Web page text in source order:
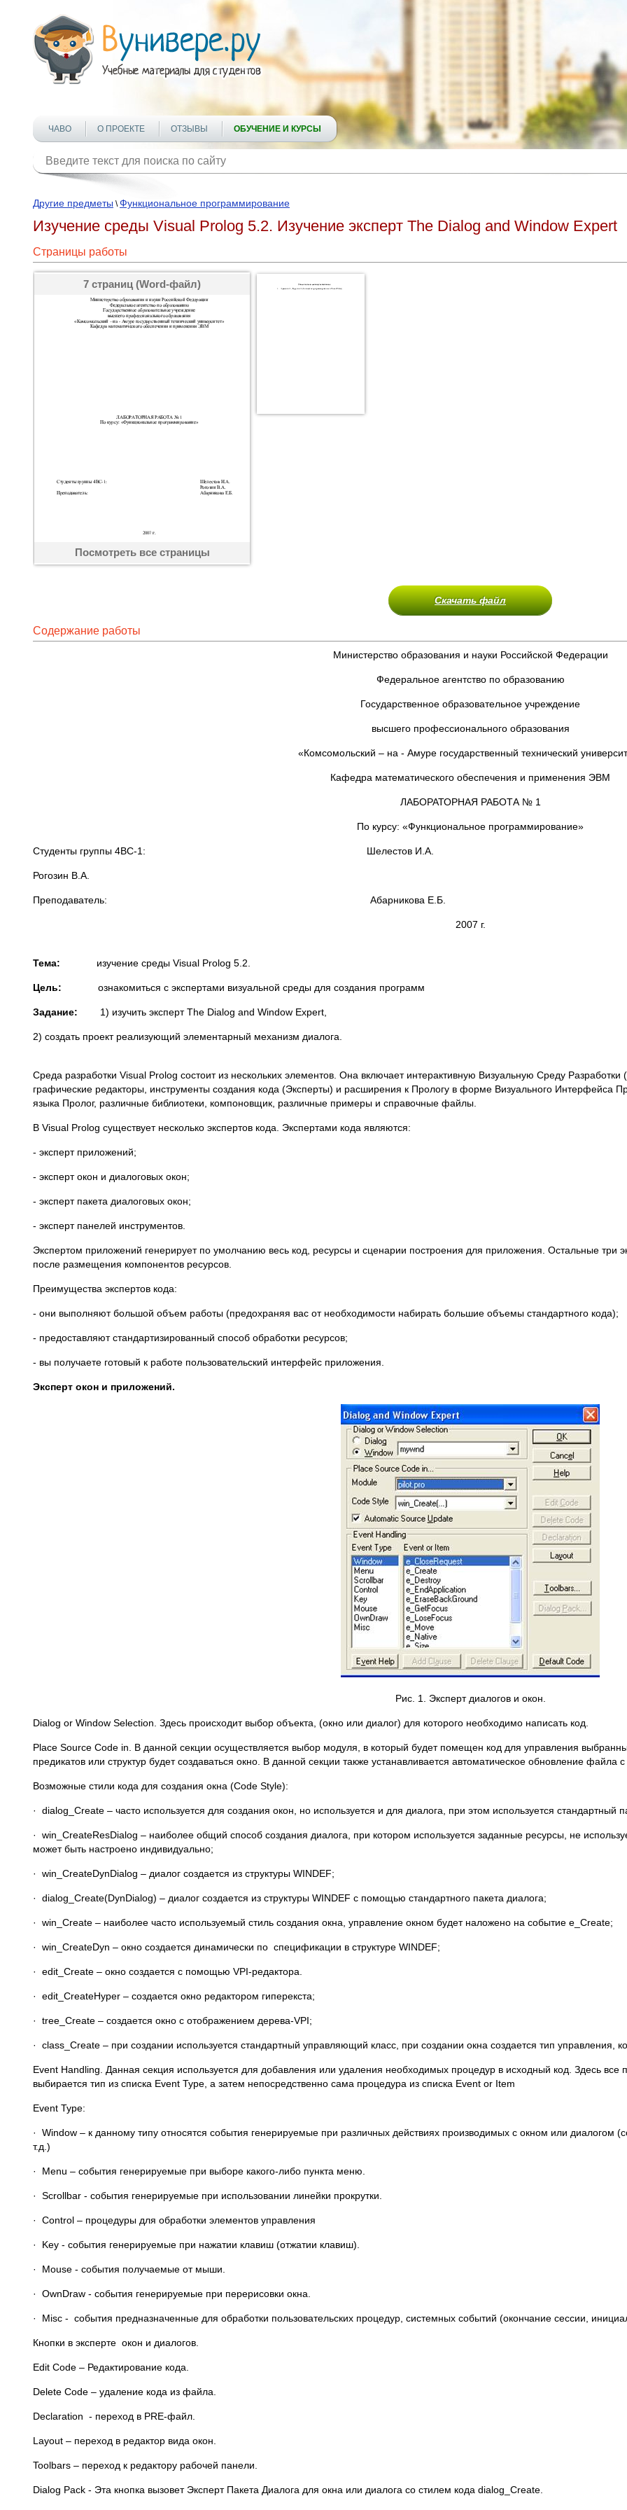
ЧАВО О ПРОЕКТЕ ОТЗЫВЫ ОБУЧЕНИЕ И КУРСЫ
Другие предметы \Функциональное программирование
Изучение среды Visual Prolog 5.2. Изучение эксперт The Dialog and Window Expert
Страницы работы
7 страниц (Word-файл)
Посмотреть все страницы
Скачать файл
Содержание работы
Министерство образования и науки Российской Федерации
Федеральное агентство по образованию
Государственное образовательное учреждение
высшего профессионального образования
«Комсомольский – на - Амуре государственный технический
Кафедра математического обеспечения и применения ЭВМ
ЛАБОРАТОРНАЯ РАБОТА № 1
По курсу: «Функциональное программирование»
Студенты группы 4ВС-1: Шелестов И.А.
Рогозин В.А.
Преподаватель: Абарникова Е.Б.
2007 г.
Тема: изучение среды Visual Prolog 5.2.
Цель: ознакомиться с экспертами визуальной среды для создания программ
Задание: 1) изучить эксперт The Dialog and Window Expert,
2) создать проект реализующий элементарный механизм диалога.
Среда разработки Visual Prolog состоит из нескольких элементов. Она включает интерактивную Визуальную Среду Разработки
графические редакторы, инструменты создания кода (Эксперты) и расширения к Прологу в форме Визуального Интерфейса
языка Пролог, различные библиотеки, компоновщик, различные примеры и справочные файлы.
В Visual Prolog существует несколько экспертов кода. Экспертами кода являются:
- эксперт приложений;
- эксперт окон и диалоговых окон;
- эксперт пакета диалоговых окон;
- эксперт панелей инструментов.
Экспертом приложений генерирует по умолчанию весь код, ресурсы и сценарии построения для приложения. Остальные три
после размещения компонентов ресурсов.
Преимущества экспертов кода:
- они выполняют большой объем работы (предохраняя вас от необходимости набирать большие объемы стандартного кода);
- предоставляют стандартизированный способ обработки ресурсов;
- вы получаете готовый к работе пользовательский интерфейс приложения.
Эксперт окон и приложений.
Рис. 1. Эксперт диалогов и окон.
Dialog or Window Selection. Здесь происходит выбор объекта, (окно или диалог) для которого необходимо написать код.
Place Source Code in. В данной секции осуществляется выбор модуля, в который будет помещен код для управления
предикатов или структур будет создаваться окно. В данной секции также устанавливается автоматическое обновление
Возможные стили кода для создания окна (Code Style):
· dialog_Create – часто используется для создания окон, но используется и для диалога, при этом используется стандартный
· win_CreateResDialog – наиболее общий способ создания диалога, при котором используется заданные ресурсы, не
может быть настроено индивидуально;
· win_CreateDynDialog – диалог создается из структуры WINDEF;
· dialog_Create(DynDialog) – диалог создается из структуры WINDEF с помощью стандартного пакета диалога;
· win_Create – наиболее часто используемый стиль создания окна, управление окном будет наложено на событие e_Create;
· win_CreateDyn – окно создается динамически по спецификации в структуре WINDEF;
· edit_Create – окно создается с помощью VPI-редактора.
· edit_CreateHyper – создается окно редактором гиперекста;
· tree_Create – создается окно с отображением дерева-VPI;
· class_Create – при создании используется стандартный управляющий класс, при создании окна создается тип управления,
Event Handling. Данная секция используется для добавления или удаления необходимых процедур в исходный код. Здесь
выбирается тип из списка Event Type, а затем непосредственно сама процедура из списка Event or Item
Event Type:
· Window – к данному типу относятся события генерируемые при различных действиях производимых с окном или
т.д.)
· Menu – события генерируемые при выборе какого-либо пункта меню.
· Scrollbar - события генерируемые при использовании линейки прокрутки.
· Control – процедуры для обработки элементов управления
· Key - события генерируемые при нажатии клавиш (отжатии клавиш).
· Mouse - события получаемые от мыши.
· OwnDraw - события генерируемые при перерисовки окна.
· Misc - события предназначенные для обработки пользовательских процедур, системных событий (окончание сессии,
Кнопки в эксперте окон и диалогов.
Edit Code – Редактирование кода.
Delete Code – удаление кода из файла.
Declaration - переход в PRE-файл.
Layout – переход в редактор вида окон.
Toolbars – переход к редактору рабочей панели.
Dialog Pack - Эта кнопка вызовет Эксперт Пакета Диалога для окна или диалога со стилем кода dialog_Create.